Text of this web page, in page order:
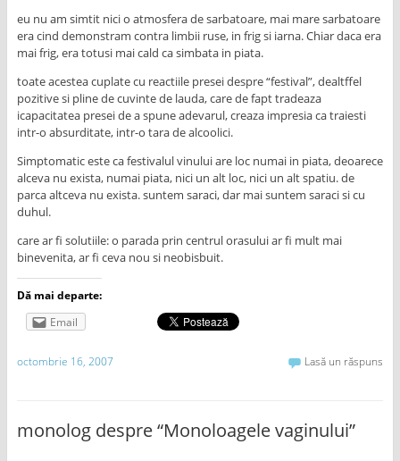
eu nu am simtit nici o atmosfera de sarbatoare, mai mare sarbatoare
era cind demonstram contra limbii ruse, in frig si iarna. Chiar daca era
mai frig, era totusi mai cald ca simbata in piata.
toate acestea cuplate cu reactiile presei despre “festival”, dealtffel
pozitive si pline de cuvinte de lauda, care de fapt tradeaza
icapacitatea presei de a spune adevarul, creaza impresia ca traiesti
intr-o absurditate, intr-o tara de alcoolici.
Simptomatic este ca festivalul vinului are loc numai in piata, deoarece
alceva nu exista, numai piata, nici un alt loc, nici un alt spatiu. de
parca altceva nu exista. suntem saraci, dar mai suntem saraci si cu
duhul.
care ar fi solutiile: o parada prin centrul orasului ar fi mult mai
binevenita, ar fi ceva nou si neobisbuit.
Dă mai departe:
Email
octombrie 16, 2007 Lasă un răspuns
monolog despre “Monoloagele vaginului”